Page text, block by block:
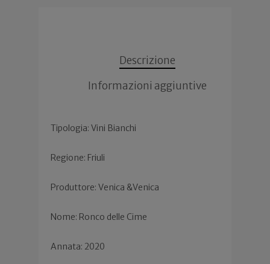
Descrizione
Informazioni aggiuntive
Tipologia: Vini Bianchi
Regione: Friuli
Produttore: Venica &Venica
Nome: Ronco delle Cime
Annata: 2020